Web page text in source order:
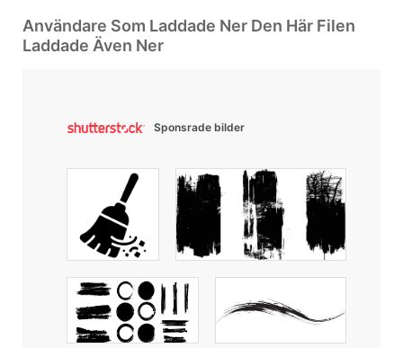
Användare Som Laddade Ner Den Här Filen
Laddade Även Ner
Sponsrade bilder